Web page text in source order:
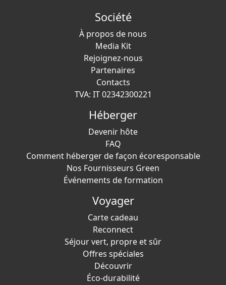
Société
À propos de nous
Media Kit
Rejoignez-nous
Partenaires
Contacts
TVA: IT 02342300221
Héberger
Devenir hôte
FAQ
Comment héberger de façon écoresponsable
Nos Fournisseurs Green
Événements de formation
Voyager
Carte cadeau
Reconnect
Séjour vert, propre et sûr
Offres spéciales
Découvrir
Éco-durabilité